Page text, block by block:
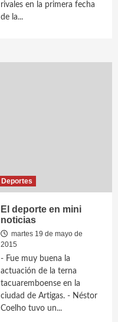
rivales en la primera fecha
de la...
Deportes
El deporte en mini
noticias
martes 19 de mayo de
2015
- Fue muy buena la
actuación de la terna
tacuaremboense en la
ciudad de Artigas. - Néstor
Coelho tuvo un...